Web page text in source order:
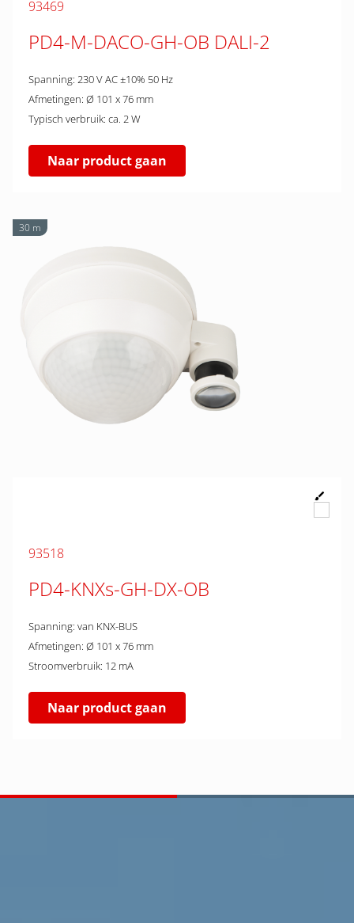
93469
PD4-M-DACO-GH-OB DALI-2
Spanning: 230 V AC ±10% 50 Hz
Afmetingen: Ø 101 x 76 mm
Typisch verbruik: ca. 2 W
Naar product gaan
30 m
93518
PD4-KNXs-GH-DX-OB
Spanning: van KNX-BUS
Afmetingen: Ø 101 x 76 mm
Stroomverbruik: 12 mA
Naar product gaan